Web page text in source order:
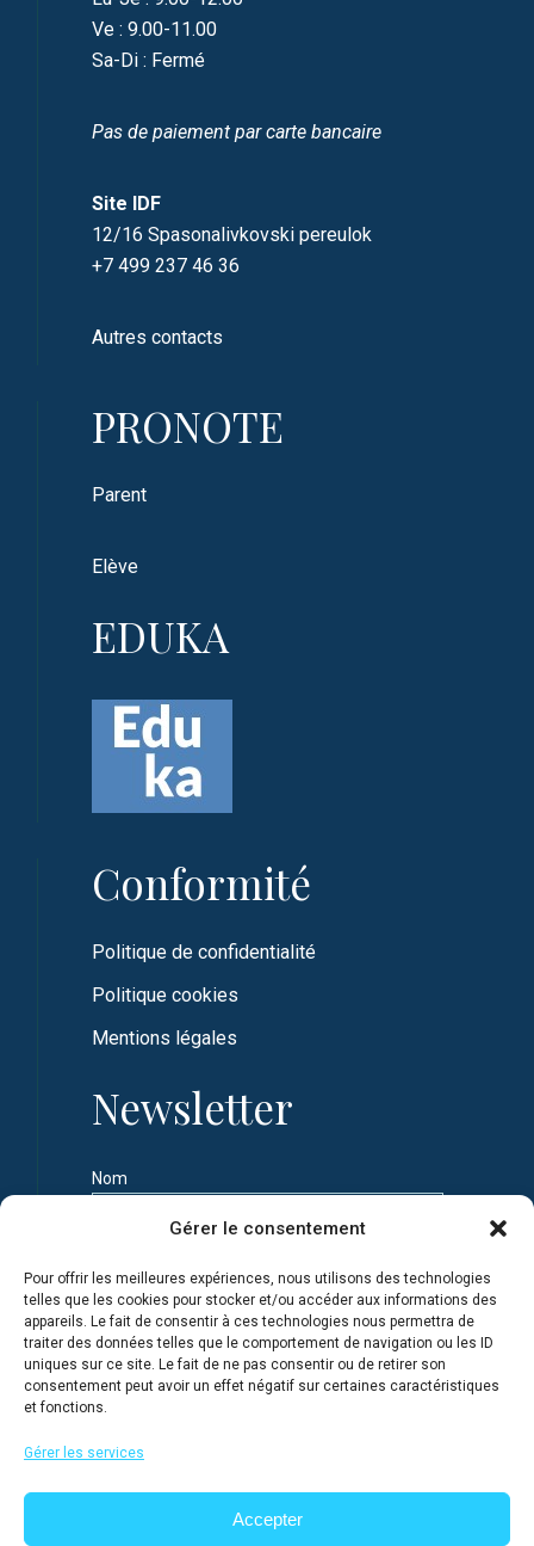
Gérer le consentement
Pour offrir les meilleures expériences, nous utilisons des technologies
telles que les cookies pour stocker et/ou accéder aux informations des
appareils. Le fait de consentir à ces technologies nous permettra de
traiter des données telles que le comportement de navigation ou les ID
uniques sur ce site. Le fait de ne pas consentir ou de retirer son
consentement peut avoir un effet négatif sur certaines caractéristiques
et fonctions.
Gérer les services
Accepter
Ve : 9.00-11.00
Sa-Di : Fermé
Pas de paiement par carte bancaire
Site IDF
12/16 Spasonalivkovski pereulok
+7 499 237 46 36
Autres contacts
PRONOTE
Parent
Elève
EDUKA
Conformité
Politique de confidentialité
Politique cookies
Mentions légales
Newsletter
Nom
Adresse e-mail
confidentialité du site